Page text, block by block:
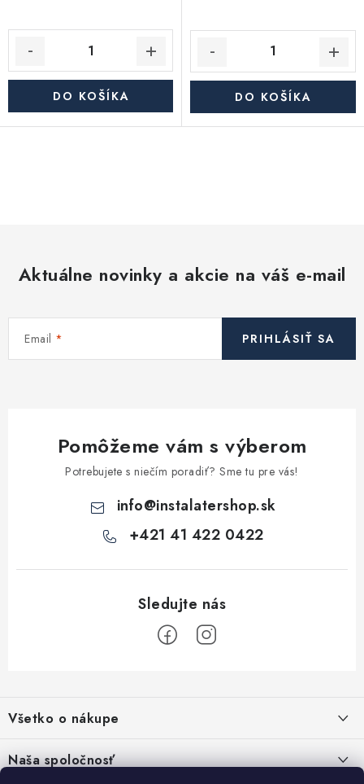
DO KOŠÍKA DO KOŠÍKA
i
p
u
Aktuálne novinky a akcie na váš e-mail
Email PRIHLÁSIŤ SA
Pomôžeme vám s výberom
Potrebujete s niečím poradiť? Sme tu pre vás!
info@instalatershop.sk
+421 41 422 0422
p
ä
t
Všetko o nákupe
Kontakty
Naša spoločnosť